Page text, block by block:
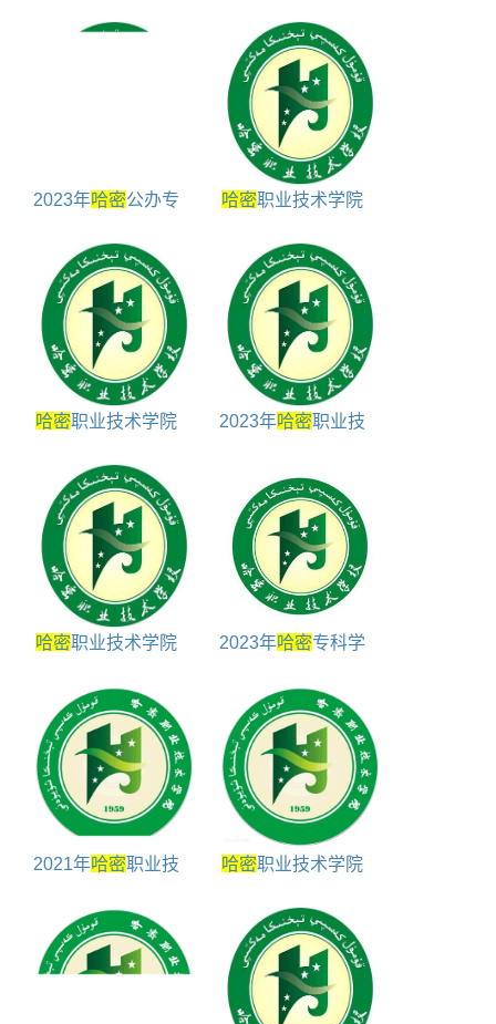
2023年哈密公办专
哈密职业技术学院
哈密职业技术学院
2023年哈密职业技
哈密职业技术学院
2023年哈密专科学
学校名单对照表
2021年哈密职业技
简章
哈密职业技术学院